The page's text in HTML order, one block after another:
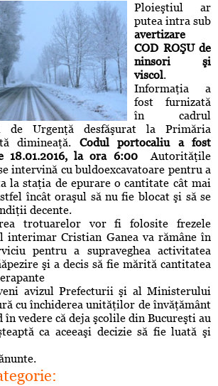
Ploieştiul ar
putea intra sub
avertizare
COD ROŞU de
ninsori şi
viscol.
Informaţia a
fost furnizată
în cadrul
de Urgenţă desfăşurat la Primăria
dimineaţă.
Codul portocaliu a fost
18.01.2016, la ora 6:00Autorităţile
intervină cu buldoexcavatoare pentru a
la staţia de epurare o cantitate cât mai
încât oraşul să nu fie blocat şi să se
decente.
trotuarelor vor fi folosite frezele
interimar Cristian Ganea va rămâne în
pentru a supraveghea activitatea
şi a decis să fie mărită cantitatea
avizul Prefecturii şi al Ministerului
cu închiderea unităţilor de învăţământ
vedere că deja şcolile din Bucureşti au
ca aceeaşi decizie să fie luată şi